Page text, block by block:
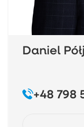
Daniel
+48 798